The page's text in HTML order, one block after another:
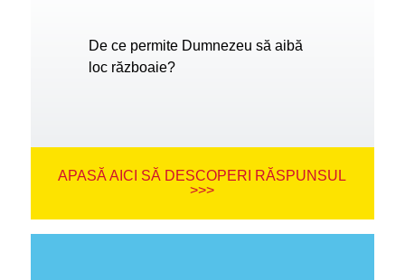
De ce permite Dumnezeu să aibă
loc războaie?
APASĂ AICI SĂ DESCOPERI RĂSPUNSUL
>>>